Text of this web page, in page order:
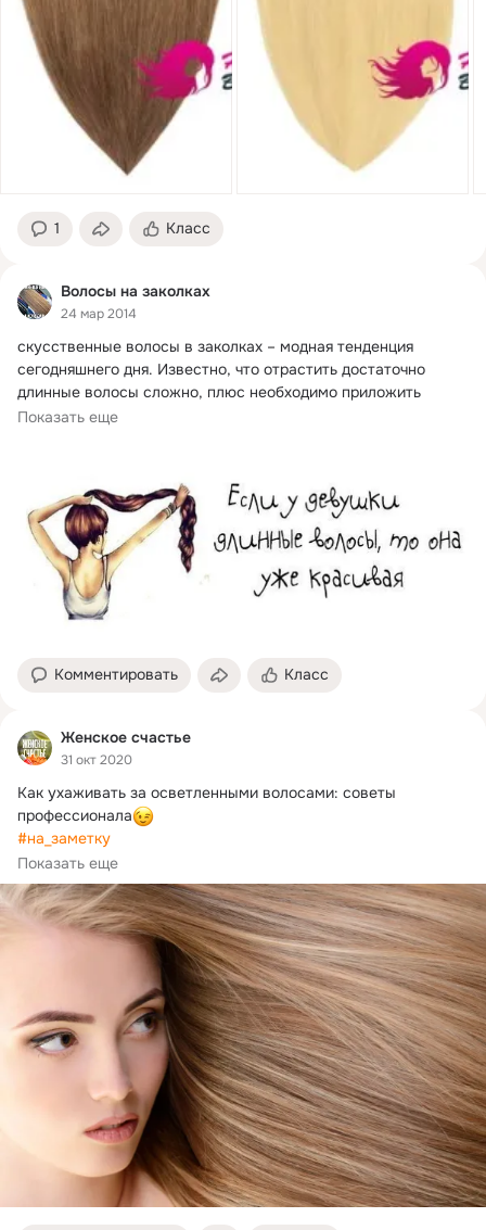
1 Класс
Волосы на заколках
24 мар 2014
скусственные волосы в заколках – модная тенденция
сегодняшнего дня. Известно, что отрастить достаточно
длинные волосы сложно, плюс необходимо приложить
немало усилий, запасшись терпением.
Показать еще
Комментировать Класс
Женское счастье
31 окт 2020
Как ухаживать за осветленными волосами: советы
профессионала
#на_заметку
Осветленные или обесцвеченные волосы не только
украшают...
Показать еще